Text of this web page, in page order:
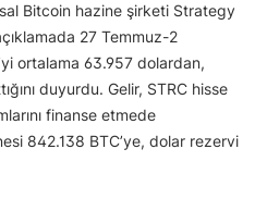
Bitcoin hazine şirketi Strategy
27 Temmuz-2
ortalama 63.957 dolardan,
duyurdu. Gelir, STRC hisse
finanse etmede
842.138 BTC’ye, dolar rezervi